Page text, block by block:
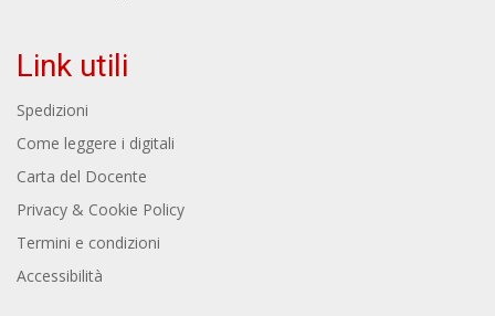
Link utili
Spedizioni
Come leggere i digitali
Carta del Docente
Privacy & Cookie Policy
Termini e condizioni
Accessibilità